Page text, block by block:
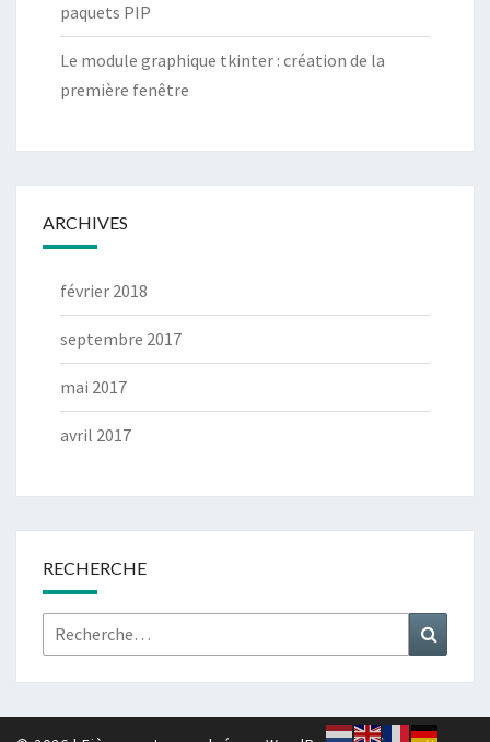
paquets PIP
Le module graphique tkinter : création de la
première fenêtre
ARCHIVES
février 2018
septembre 2017
mai 2017
avril 2017
RECHERCHE
Rechercher :